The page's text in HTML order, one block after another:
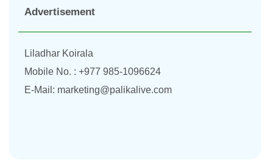
Advertisement
Liladhar Koirala
Mobile No. : +977 985-1096624
E-Mail: marketing@palikalive.com